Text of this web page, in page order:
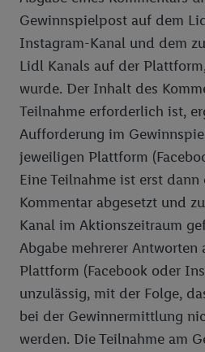
Gewinnspielpost auf dem
Instagram-Kanal und dem
Lidl Kanals auf der
wurde. Der Inhalt des
Teilnahme erforderlich ist,
Aufforderung im
jeweiligen Plattform
Eine Teilnahme ist erst
Kommentar abgesetzt und
Kanal im Aktionszeitraum
Abgabe mehrerer Antworten
Plattform (Facebook oder
unzulässig, mit der Folge,
bei der Gewinnermittlung
werden. Die Teilnahme am